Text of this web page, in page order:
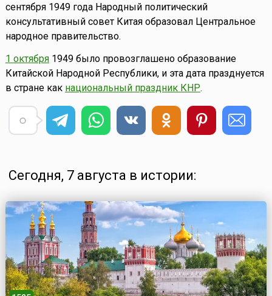
сентября 1949 года Народный политический
консультативный совет Китая образовал Центральное
народное правительство.
1 октября1949 было провозглашено образование
Китайской Народной Республики, и эта дата празднуется
в стране как национальный праздник КНР.
Сегодня, 7 августа в истории: